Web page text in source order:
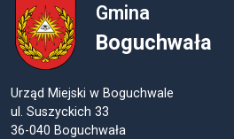
Gmina
Boguchwała
Urząd Miejski w Boguchwale
ul. Suszyckich 33
36-040 Boguchwała